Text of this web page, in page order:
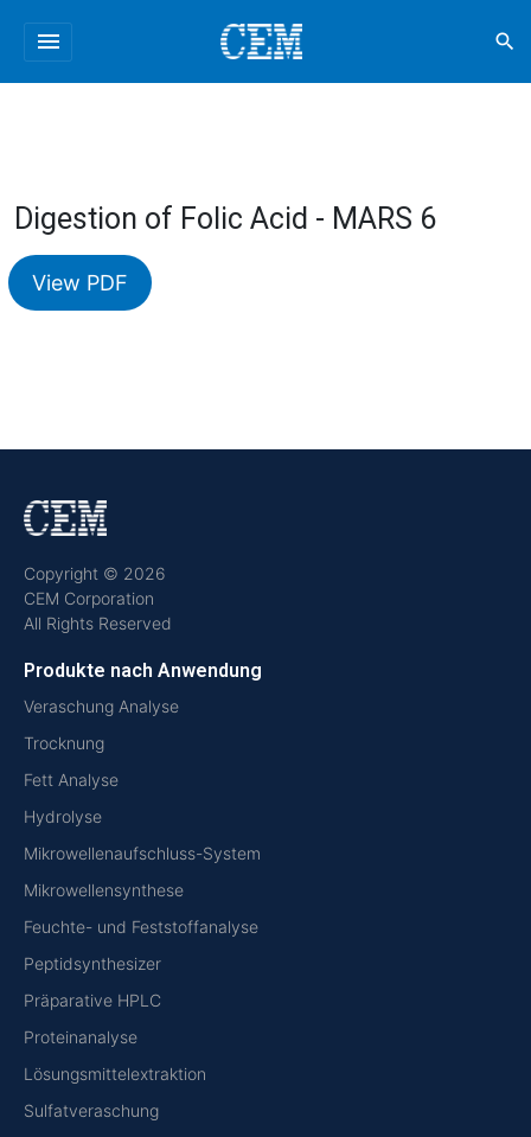
menu search
Digestion of Folic Acid - MARS 6
View PDF
Copyright © 2026
CEM Corporation
All Rights Reserved
Produkte nach Anwendung
Veraschung Analyse
Trocknung
Fett Analyse
Hydrolyse
Mikrowellenaufschluss-System
Mikrowellensynthese
Feuchte- und Feststoffanalyse
Peptidsynthesizer
Präparative HPLC
Proteinanalyse
Lösungsmittelextraktion
Sulfatveraschung